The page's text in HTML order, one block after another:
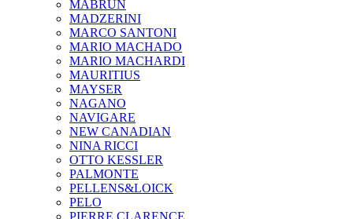
MABRUN
MADZERINI
MARCO SANTONI
MARIO MACHADO
MARIO MACHARDI
MAURITIUS
MAYSER
NAGANO
NAVIGARE
NEW CANADIAN
NINA RICCI
OTTO KESSLER
PALMONTE
PELLENS&LOICK
PELO
PIERRE CLARENCE